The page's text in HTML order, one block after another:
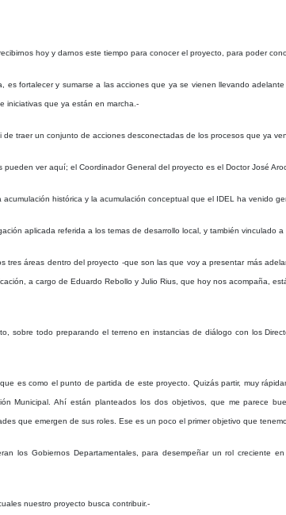
hoy y darnos este tiempo para conocer el proyecto, para poder
fortalecer y sumarse a las acciones que ya se vienen llevando
iniciativas que ya están en marcha.-
traer un conjunto de acciones desconectadas de los procesos que ya
ver aquí; el Coordinador General del proyecto es el Doctor José
histórica y la acumulación conceptual que el IDEL ha venido
aplicada referida a los temas de desarrollo local, y también
tres áreas dentro del proyecto -que son las que voy a presentar más
a cargo de Eduardo Rebollo y Julio Rius, que hoy nos acompaña,
sobre todo preparando el terreno en instancias de diálogo con los
es como el punto de partida de este proyecto. Quizás partir, muy
Municipal. Ahí están planteados los dos objetivos, que me parece
que emergen de sus roles. Ese es un poco el primer objetivo que
los Gobiernos Departamentales, para desempeñar un rol
nuestro proyecto busca contribuir.-